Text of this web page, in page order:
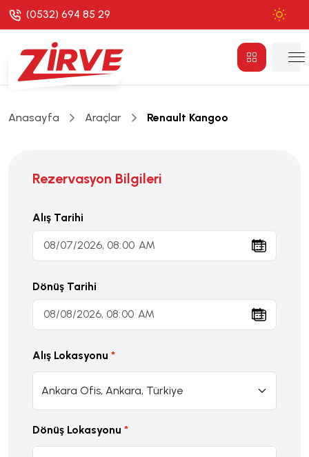
(0532) 694 85 29
Anasayfa Araçlar Renault Kangoo
Rezervasyon Bilgileri
Alış Tarihi
Dönüş Tarihi
Alış Lokasyonu
Dönüş Lokasyonu